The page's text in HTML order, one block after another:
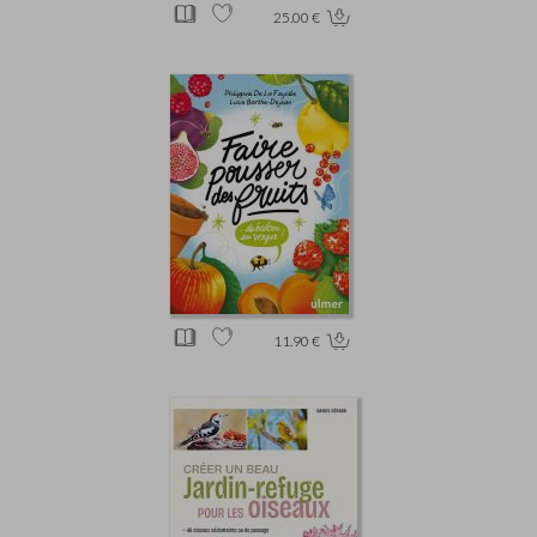
25.00 €
11.90 €